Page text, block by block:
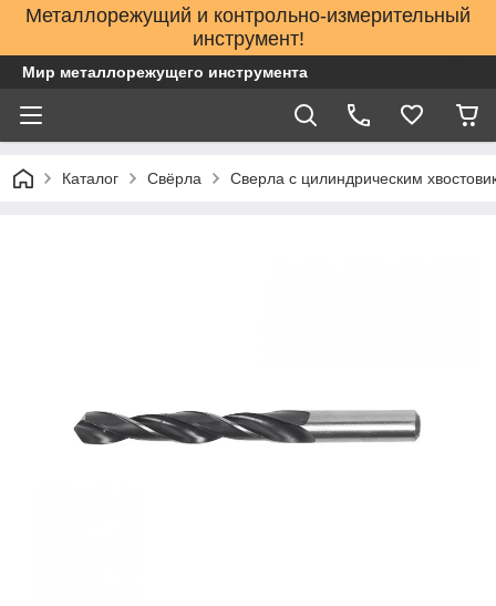
Металлорежущий и контрольно-измерительный
инструмент!
Мир металлорежущего инструмента
Каталог Свёрла Сверла с цилиндрическим